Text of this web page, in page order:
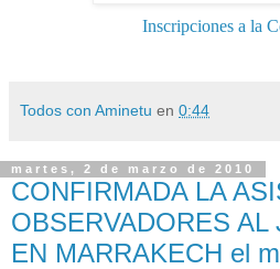
Inscripciones a la
Todos con Aminetu en 0:44
martes, 2 de marzo de 2010
CONFIRMADA LA
OBSERVADORES AL
EN MARRAKECH el